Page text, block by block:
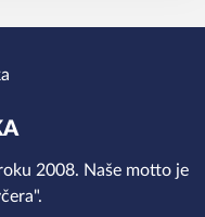
2008. Naše motto je